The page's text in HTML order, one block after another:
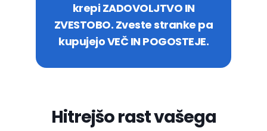
krepi ZADOVOLJTVO IN
ZVESTOBO. Zveste stranke pa
kupujejo VEČ IN POGOSTEJE.
Hitrejšo rast vašega